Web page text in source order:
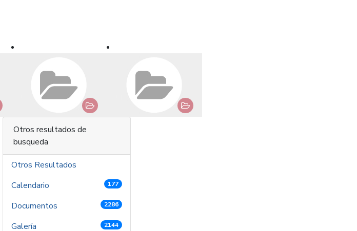
Otros resultados de
busqueda
Otros Resultados
Calendario
177
Documentos 2286
Galería 2144